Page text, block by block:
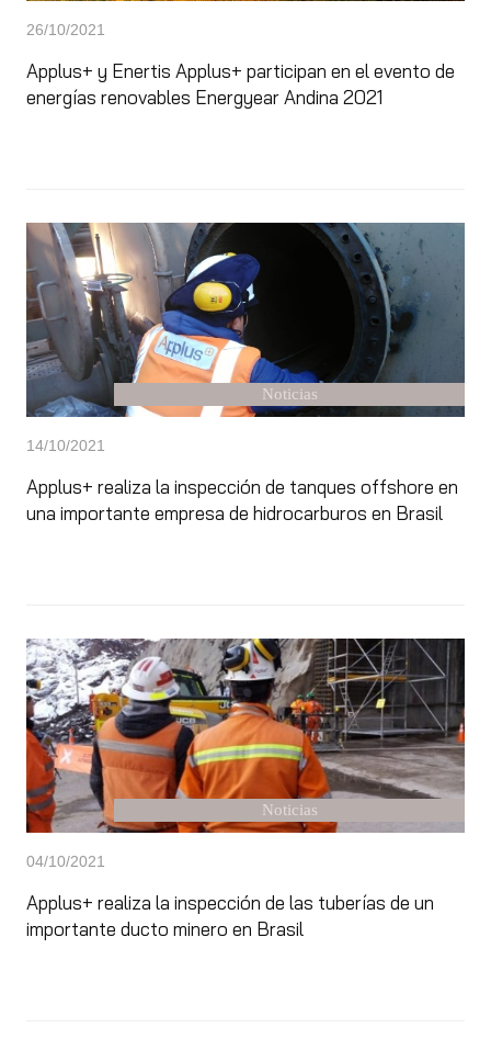
26/10/2021
Applus+ y Enertis Applus+ participan en el evento de
energías renovables Energyear Andina 2021
Noticias
14/10/2021
Applus+ realiza la inspección de tanques offshore en
una importante empresa de hidrocarburos en Brasil
Noticias
04/10/2021
Applus+ realiza la inspección de las tuberías de un
importante ducto minero en Brasil